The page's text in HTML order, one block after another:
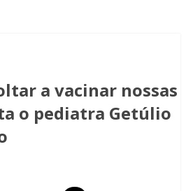
a vacinar nossas
o pediatra Getúlio